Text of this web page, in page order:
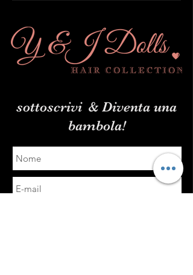
sottoscrivi & Diventa una
bambola!